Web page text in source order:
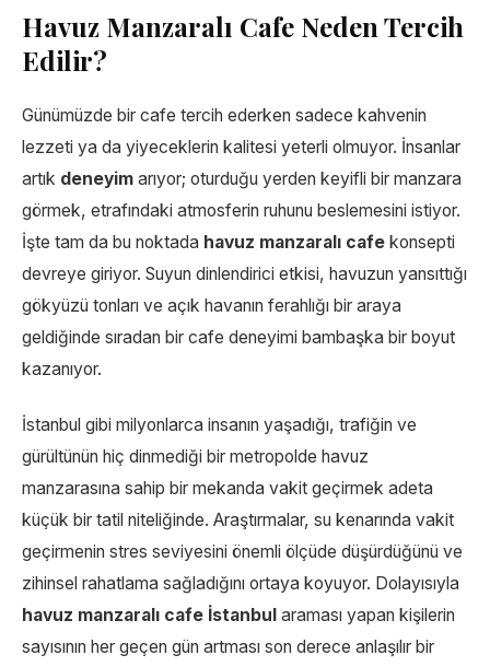
Havuz Manzaralı Cafe Neden Tercih
Edilir?
Günümüzde bir cafe tercih ederken sadece kahvenin
lezzeti ya da yiyeceklerin kalitesi yeterli olmuyor. İnsanlar
artık deneyim arıyor; oturduğu yerden keyifli bir manzara
görmek, etrafındaki atmosferin ruhunu beslemesini istiyor.
İşte tam da bu noktada havuz manzaralı cafe konsepti
devreye giriyor. Suyun dinlendirici etkisi, havuzun yansıttığı
gökyüzü tonları ve açık havanın ferahlığı bir araya
geldiğinde sıradan bir cafe deneyimi bambaşka bir boyut
kazanıyor.
İstanbul gibi milyonlarca insanın yaşadığı, trafiğin ve
gürültünün hiç dinmediği bir metropolde havuz
manzarasına sahip bir mekanda vakit geçirmek adeta
küçük bir tatil niteliğinde. Araştırmalar, su kenarında vakit
geçirmenin stres seviyesini önemli ölçüde düşürdüğünü ve
zihinsel rahatlama sağladığını ortaya koyuyor. Dolayısıyla
havuz manzaralı cafe İstanbul araması yapan kişilerin
sayısının her geçen gün artması son derece anlaşılır bir